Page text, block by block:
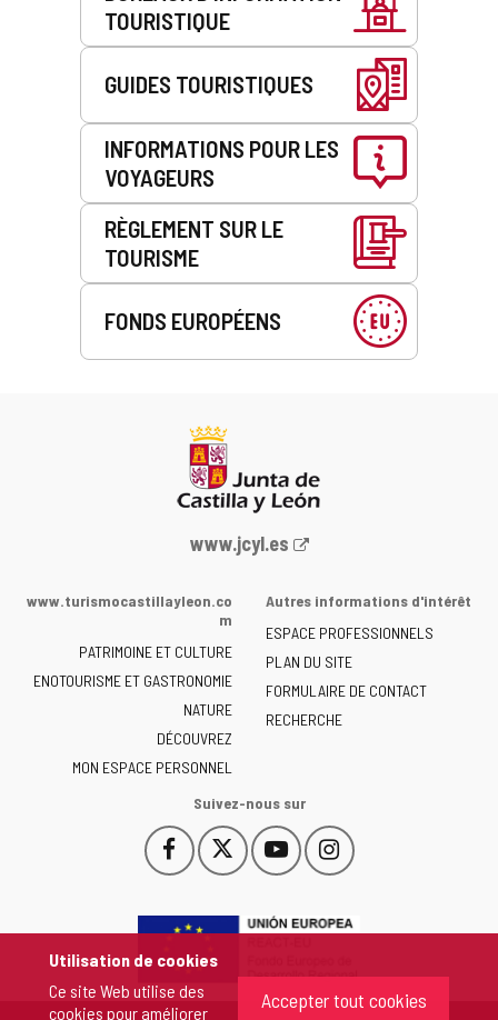
Utilisation de cookies
Ce site Web utilise des
cookies pour améliorer
Accepter tout cookies
TOURISTIQUE
GUIDES TOURISTIQUES
INFORMATIONS POUR LES
VOYAGEURS
RÈGLEMENT SUR LE
TOURISME
FONDS EUROPÉENS
Portail
la
de
Castilla
y
León
-
www.jcyl.es
www.turismocastillayleon.co
m
PATRIMOINE ET CULTURE
ENOTOURISME ET GASTRONOMIE
NATURE
DÉCOUVREZ
MON ESPACE PERSONNEL
Autres informations d'intérêt
ESPACE PROFESSIONNELS
PLAN DU SITE
FORMULAIRE DE CONTACT
RECHERCHE
Suivez-nous sur
Facebook
Este
enlace
abrirá
una
ventana
nueva.
Este
enlace
abrirá
ventana
nueva.
YouTube
Este
enlace
abrirá
ventana
nueva.
Instagram
Este
enlace
abrirá
ventana
nueva.